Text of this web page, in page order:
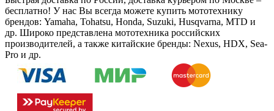
бесплатно! У нас Вы всегда можете купить мототехнику
брендов: Yamaha, Tohatsu, Honda, Suzuki, Husqvarna, MTD и
др. Широко представлена мототехника российских
производителей, а также китайские бренды: Nexus, HDX, Sea-
Pro и др.